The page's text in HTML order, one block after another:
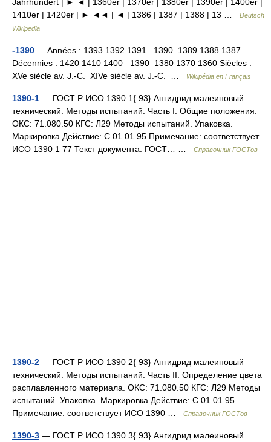
1410er | 1420er | ► ◄◄ | ◄ | 1386 | 1387 | 1388 | 13 …
Deutsch
Wikipedia
-1390 — Années : 1393 1392 1391 1390 1389 1388 1387
Décennies : 1420 1410 1400 1390 1380 1370 1360 Siècles :
XVe siècle av. J.‑C. XIVe siècle av. J.‑C. …
Wikipédia en Français
1390-1 — ГОСТ Р ИСО 1390 1{ 93} Ангидрид малеиновый
технический. Методы испытаний. Часть I. Общие положения.
ОКС: 71.080.50 КГС: Л29 Методы испытаний. Упаковка.
Маркировка Действие: С 01.01.95 Примечание: соответствует
ИСО 1390 1 77 Текст документа: ГОСТ… …
Справочник ГОСТов
1390-2 — ГОСТ Р ИСО 1390 2{ 93} Ангидрид малеиновый
технический. Методы испытаний. Часть II. Определение цвета
расплавленного материала. ОКС: 71.080.50 КГС: Л29 Методы
испытаний. Упаковка. Маркировка Действие: С 01.01.95
Примечание: соответствует ИСО 1390 …
Справочник ГОСТов
1390-3 — ГОСТ Р ИСО 1390 3{ 93} Ангидрид малеиновый